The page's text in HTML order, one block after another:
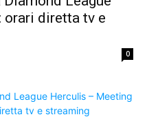
diretta tv e
0